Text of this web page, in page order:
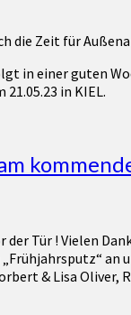
die Zeit für
einer guten
in KIEL.
Tür ! Vielen
Norbert & Lisa